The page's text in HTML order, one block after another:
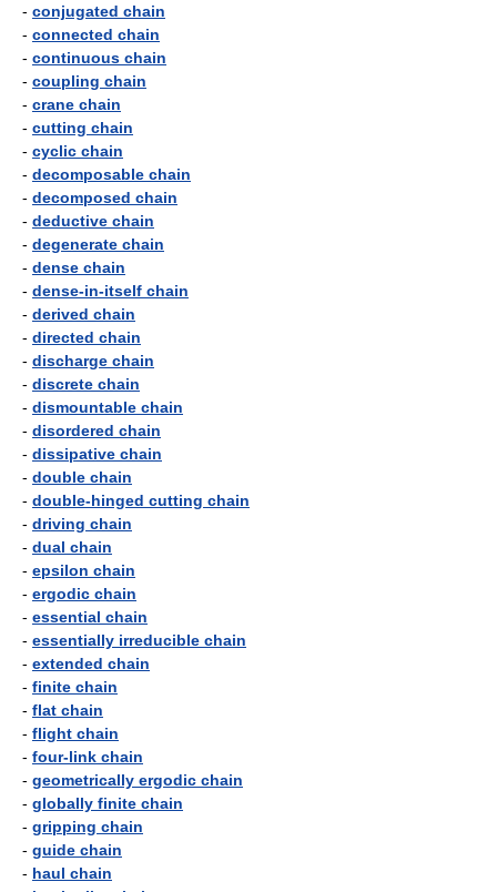
- conjugated chain
- connected chain
- continuous chain
- coupling chain
- crane chain
- cutting chain
- cyclic chain
- decomposable chain
- decomposed chain
- deductive chain
- degenerate chain
- dense chain
- dense-in-itself chain
- derived chain
- directed chain
- discharge chain
- discrete chain
- dismountable chain
- disordered chain
- dissipative chain
- double chain
- double-hinged cutting chain
- driving chain
- dual chain
- epsilon chain
- ergodic chain
- essential chain
- essentially irreducible chain
- extended chain
- finite chain
- flat chain
- flight chain
- four-link chain
- geometrically ergodic chain
- globally finite chain
- gripping chain
- guide chain
- haul chain